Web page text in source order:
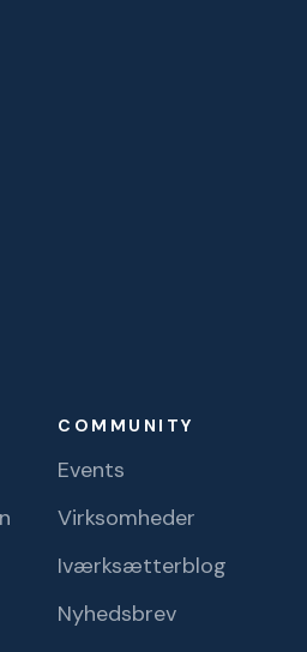
COMMUNITY
Events
Virksomheder
Iværksætterblog
Nyhedsbrev